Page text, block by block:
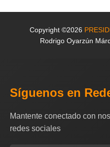
Copyright ©2026
Rodrigo Oyarzún
Síguenos en
Mantente conectado con
redes sociales